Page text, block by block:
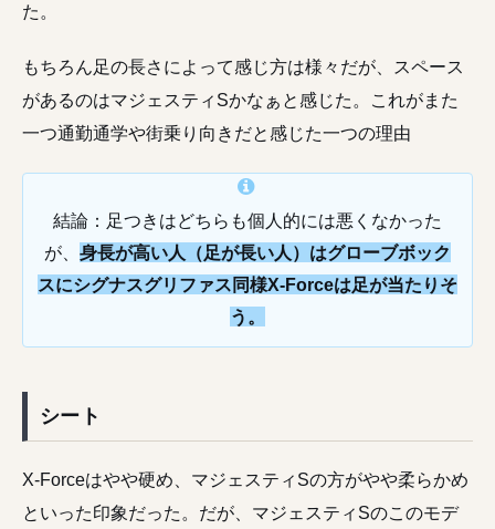
た。
もちろん足の長さによって感じ方は様々だが、スペース
があるのはマジェスティSかなぁと感じた。これがまた
一つ通勤通学や街乗り向きだと感じた一つの理由
結論：足つきはどちらも個人的には悪くなかった
が、 身長が高い人（足が長い人）はグローブボック
スにシグナスグリファス同様X-Forceは足が当たりそ
う。
シート
X-Forceはやや硬め、マジェスティSの方がやや柔らかめ
といった印象だった。だが、マジェスティSのこのモデ